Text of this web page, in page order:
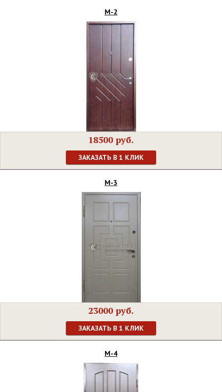
М-2
18500 руб.
ЗАКАЗАТЬ В 1 КЛИК
М-3
23000 руб.
ЗАКАЗАТЬ В 1 КЛИК
М-4